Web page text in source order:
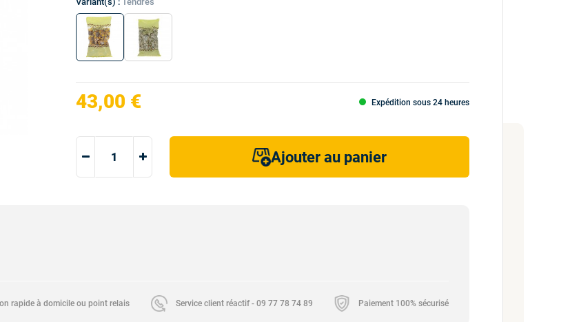
43,00 € Expédition sous 24 heures
Ajouter au panier
rapide à domicile ou point relais Service client réactif - 09 77 78 74 89 Paiement 100% sécurisé